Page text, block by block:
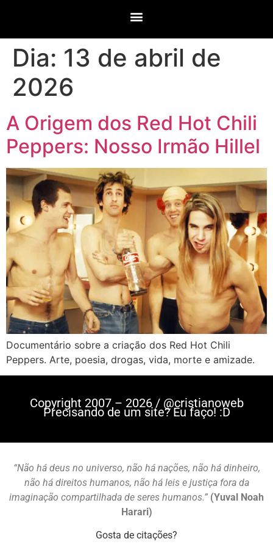
Dia: 13 de abril de
2026
A Origem dos Red Hot Chili
Peppers: Nosso Irmão Hillel
Documentário sobre a criação dos Red Hot Chili
Peppers. Arte, poesia, drogas, vida, morte e amizade.
Copyright 2007 – 2026 / @cristianoweb
Precisando de um site? Eu faço! :D
“Não há deus no universo, não há nações, não há dinheiro,
não há direitos humanos, não há leis e justiça fora da
imaginação compartilhada de seres humanos.” (Yuval Noah
Harari)
Gosta de citações?